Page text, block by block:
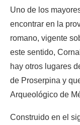
Uno de los
encontrar en la
romano, vigente
este sentido,
hay otros lugares
de Proserpina y
Arqueológico de
Construido en el